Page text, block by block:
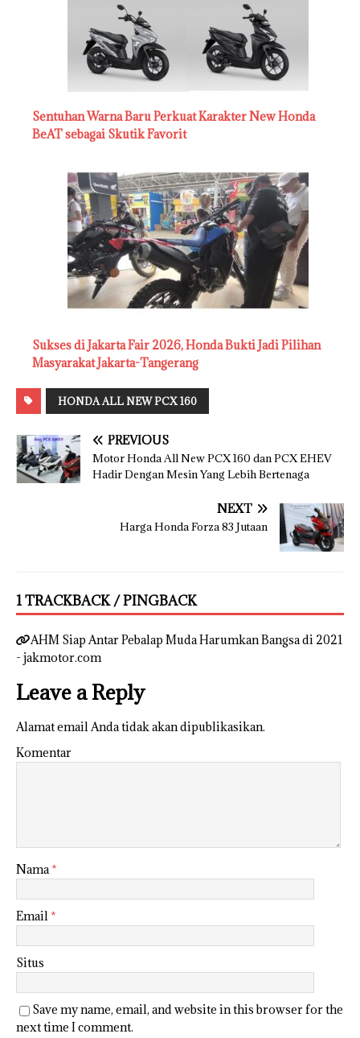
Sentuhan Warna Baru Perkuat Karakter New Honda
BeAT sebagai Skutik Favorit
Sukses di Jakarta Fair 2026, Honda Bukti Jadi Pilihan
Masyarakat Jakarta-Tangerang
HONDA ALL NEW PCX 160
PREVIOUS
Motor Honda All New PCX 160 dan PCX EHEV
Hadir Dengan Mesin Yang Lebih Bertenaga
NEXT
Harga Honda Forza 83 Jutaan
1 TRACKBACK / PINGBACK
AHM Siap Antar Pebalap Muda Harumkan Bangsa di 2021
- jakmotor.com
Leave a Reply
Alamat email Anda tidak akan dipublikasikan.
Komentar
Nama*
Email *
Situs
Save my name, email, and website in this browser for the
next time I comment.